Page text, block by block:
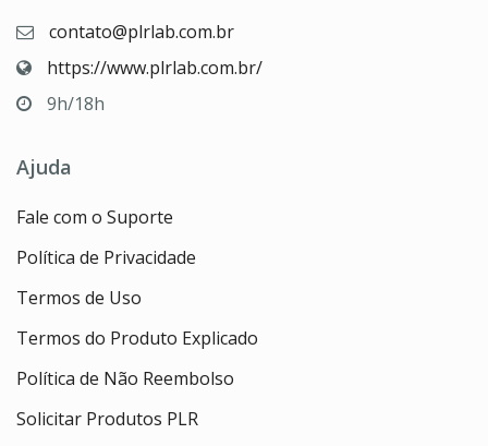
contato@plrlab.com.br
https://www.plrlab.com.br/
9h/18h
Ajuda
Fale com o Suporte
Política de Privacidade
Termos de Uso
Termos do Produto Explicado
Política de Não Reembolso
Solicitar Produtos PLR